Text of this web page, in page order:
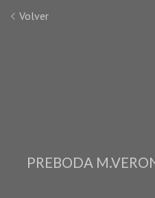
Volver
PREBODA